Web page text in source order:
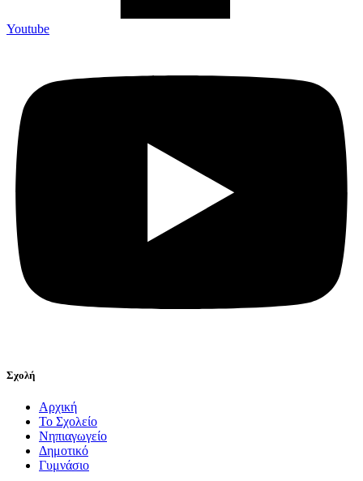
Youtube
Σχολή
Αρχική
Το Σχολείο
Νηπιαγωγείο
Δημοτικό
Γυμνάσιο